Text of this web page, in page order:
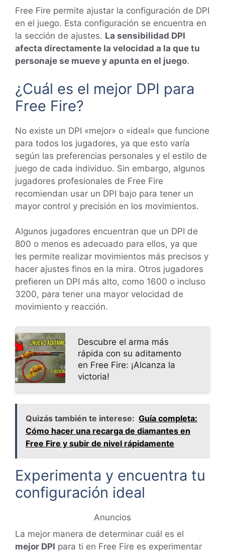
Free Fire permite ajustar la configuración de DPI
en el juego. Esta configuración se encuentra en
la sección de ajustes. La sensibilidad DPI
afecta directamente la velocidad a la que tu
personaje se mueve y apunta en el juego.
¿Cuál es el mejor DPI para
Free Fire?
No existe un DPI «mejor» o «ideal» que funcione
para todos los jugadores, ya que esto varía
según las preferencias personales y el estilo de
juego de cada individuo. Sin embargo, algunos
jugadores profesionales de Free Fire
recomiendan usar un DPI bajo para tener un
mayor control y precisión en los movimientos.
Algunos jugadores encuentran que un DPI de
800 o menos es adecuado para ellos, ya que
les permite realizar movimientos más precisos y
hacer ajustes finos en la mira. Otros jugadores
prefieren un DPI más alto, como 1600 o incluso
3200, para tener una mayor velocidad de
movimiento y reacción.
Descubre el arma más
rápida con su aditamento
en Free Fire: ¡Alcanza la
victoria!
Quizás también te interese: Guía completa:
Cómo hacer una recarga de diamantes en
Free Fire y subir de nivel rápidamente
Experimenta y encuentra tu
configuración ideal
Anuncios
La mejor manera de determinar cuál es el
mejor DPI para ti en Free Fire es experimentar